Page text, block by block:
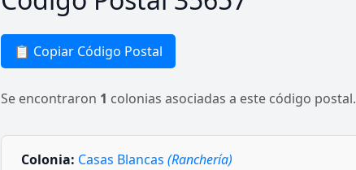
📋 Copiar Código Postal
Se encontraron 1 colonias asociadas a este código postal.
Colonia: Casas Blancas (Ranchería)